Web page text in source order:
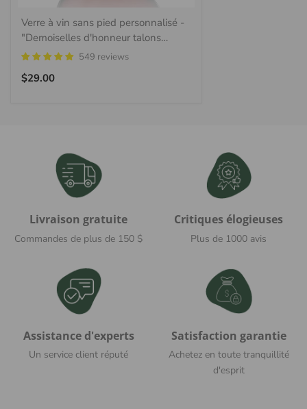
jeune fille/garçon, etc. Veuillez contacter
- Où est basé MAISONCUSTOM ?
Verre à vin sans pied personnalisé -
"Demoiselles d'honneur talons
hauts"
549 reviews
Prix
$29.00
Livraison gratuite
Commandes de plus de 150 $
Critiques élogieuses
Plus de 1000 avis
Assistance d'experts
Un service client réputé
Satisfaction garantie
Achetez en toute tranquillité
d'esprit